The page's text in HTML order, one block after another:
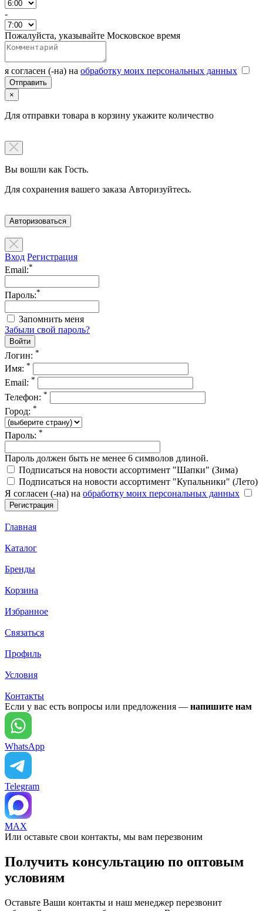
-
Пожалуйста, указывайте Московское время
я согласен (-на) на обработку моих персональных данных
×
Для отправки товара в корзину укажите количество
Вы вошли как Гость.
Для сохранения вашего заказа Авторизуйтесь.
Авторизоваться
Вход Регистрация
Email:*
Пароль:*
Запомнить меня
Забыли свой пароль?
Логин: *
Имя: *
Email: *
Телефон: *
Город: *
Пароль: *
Пароль должен быть не менее 6 символов длиной.
Подписаться на новости ассортимент "Шапки" (Зима)
Подписаться на новости ассортимент "Купальники" (Лето)
Я согласен (-на) на обработку моих персональных данных
Главная
Каталог
Бренды
Корзина
Избранное
Связаться
Профиль
Условия
Контакты
Если у вас есть вопросы или предложения — напишите нам
WhatsApp
Telegram
MAX
Или оставьте свои контакты, мы вам перезвоним
Получить консультацию по оптовым
условиям
Оставьте Ваши контакты и наш менеджер перезвонит